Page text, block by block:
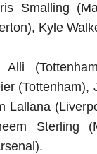
Smalling
Kyle
Alli
(Tottenham),
Lallana
Sterling